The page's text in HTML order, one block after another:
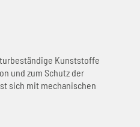
Kunststoffe
und zum Schutz der
sich mit mechanischen